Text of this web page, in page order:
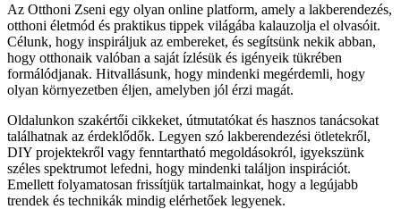
Az Otthoni Zseni egy olyan online platform, amely a lakberendezés,
otthoni életmód és praktikus tippek világába kalauzolja el olvasóit.
Célunk, hogy inspiráljuk az embereket, és segítsünk nekik abban,
hogy otthonaik valóban a saját ízlésük és igényeik tükrében
formálódjanak. Hitvallásunk, hogy mindenki megérdemli, hogy
olyan környezetben éljen, amelyben jól érzi magát.
Oldalunkon szakértői cikkeket, útmutatókat és hasznos tanácsokat
találhatnak az érdeklődők. Legyen szó lakberendezési ötletekről,
DIY projektekről vagy fenntartható megoldásokról, igyekszünk
széles spektrumot lefedni, hogy mindenki találjon inspirációt.
Emellett folyamatosan frissítjük tartalmainkat, hogy a legújabb
trendek és technikák mindig elérhetőek legyenek.